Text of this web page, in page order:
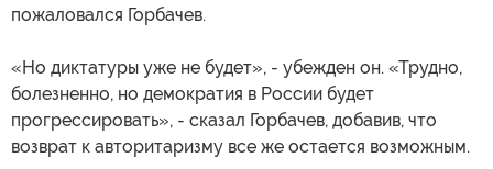
пожаловался Горбачев.
«Но диктатуры уже не будет», - убежден он. «Трудно,
болезненно, но демократия в России будет
прогрессировать», - сказал Горбачев, добавив, что
возврат к авторитаризму все же остается возможным.